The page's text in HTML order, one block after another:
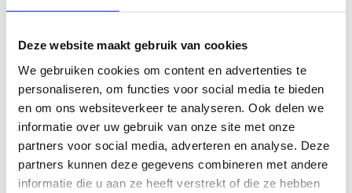
Deze website maakt gebruik van cookies
We gebruiken cookies om content en advertenties te
personaliseren, om functies voor social media te bieden
en om ons websiteverkeer te analyseren. Ook delen we
informatie over uw gebruik van onze site met onze
partners voor social media, adverteren en analyse. Deze
partners kunnen deze gegevens combineren met andere
informatie die u aan ze heeft verstrekt of die ze hebben
Promotie